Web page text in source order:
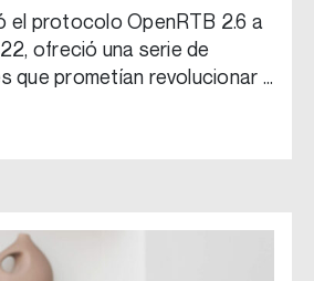
el protocolo OpenRTB 2.6 a
ofreció una serie de
que prometían revolucionar …